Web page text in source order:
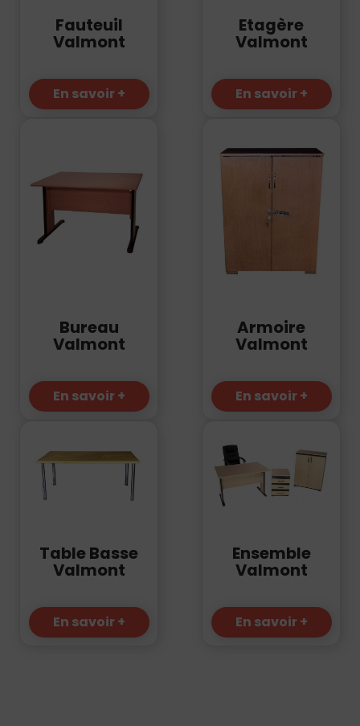
Fauteuil
Valmont
En savoir +
Etagère
Valmont
En savoir +
Bureau
Valmont
En savoir +
Armoire
Valmont
En savoir +
Table Basse
Valmont
En savoir +
Ensemble
Valmont
En savoir +